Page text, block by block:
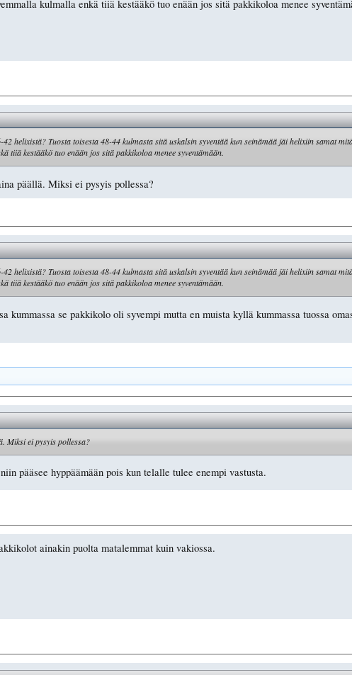
kulmalla enkä tiiä kestääkö tuo enään jos sitä pakkikoloa menee
helixistä? Tuosta toisesta 48-44 kulmasta sitä uskalsin syventää kun seinämää jäi helixiin samat
tiiä kestääkö tuo enään jos sitä pakkikoloa menee syventämään.
päällä. Miksi ei pysyis pollessa?
helixistä? Tuosta toisesta 48-44 kulmasta sitä uskalsin syventää kun seinämää jäi helixiin samat
tiiä kestääkö tuo enään jos sitä pakkikoloa menee syventämään.
kummassa se pakkikolo oli syvempi mutta en muista kyllä kummassa tuossa
Miksi ei pysyis pollessa?
pääsee hyppäämään pois kun telalle tulee enempi vastusta.
ainakin puolta matalemmat kuin vakiossa.